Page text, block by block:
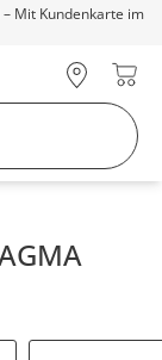
Mit Kundenkarte im